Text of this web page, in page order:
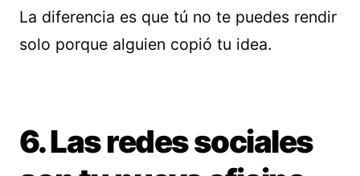
La diferencia es que tú no te puedes rendir
solo porque alguien copió tu idea.
6. Las redes sociales